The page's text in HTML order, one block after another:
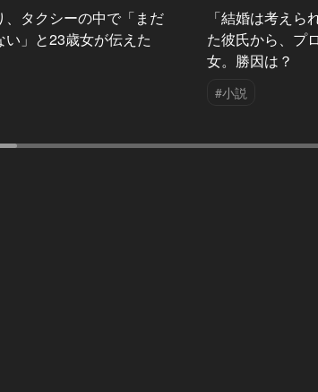
、タクシーの中で「まだ
い」と23歳女が伝えた
「結婚は考えら
た彼氏から、プ
女。勝因は？
#小説